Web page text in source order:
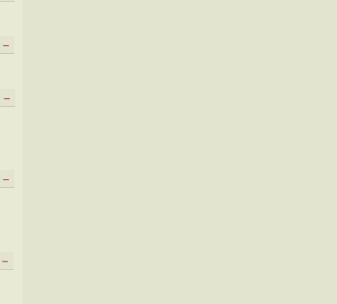
–
–
–
–